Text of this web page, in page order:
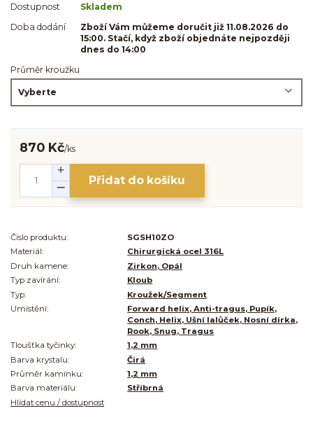
Dostupnost
Skladem
Doba dodání
Zboží Vám můžeme doručit již 11.08.2026 do
15:00. Stačí, když zboží objednáte nejpozději
dnes do 14:00
Průměr kroužku
870 Kč/ks
Přidat do košíku
Číslo produktu:
SGSH10ZO
Materiál:
Chirurgická ocel 316L
Druh kamene:
Zirkon, Opál
Typ zavírání:
Kloub
Typ:
Kroužek/Segment
Umístění:
Forward helix, Anti-tragus, Pupík,
Conch, Helix, Ušní lalůček, Nosní dírka,
Rook, Snug, Tragus
Tloušťka tyčinky:
1,2 mm
Barva krystalu:
Čirá
Průměr kamínku:
1,2 mm
Barva materiálu:
Stříbrná
Hlídat cenu / dostupnost